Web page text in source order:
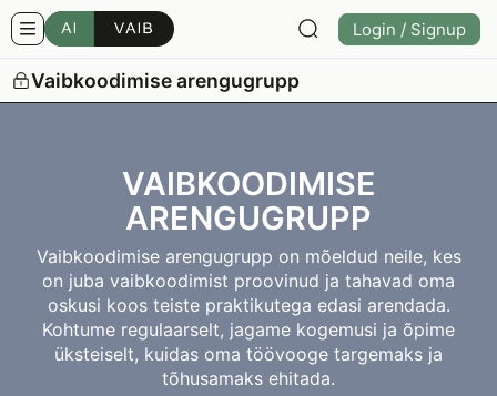
Login / Signup
Vaibkoodimise arengugrupp
VAIBKOODIMISE
ARENGUGRUPP
Vaibkoodimise arengugrupp on mõeldud neile, kes
on juba vaibkoodimist proovinud ja tahavad oma
oskusi koos teiste praktikutega edasi arendada.
Kohtume regulaarselt, jagame kogemusi ja õpime
üksteiselt, kuidas oma töövooge targemaks ja
tõhusamaks ehitada.